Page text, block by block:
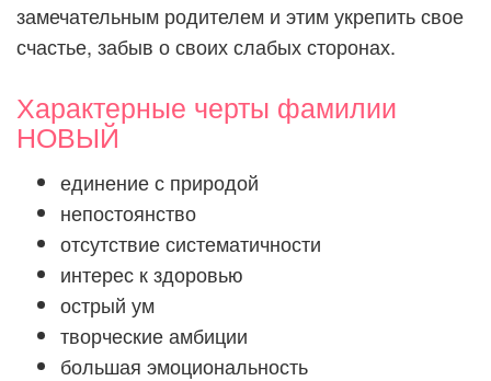
замечательным родителем и этим укрепить свое
счастье, забыв о своих слабых сторонах.
Характерные черты фамилии
НОВЫЙ
единение с природой
непостоянство
отсутствие систематичности
интерес к здоровью
острый ум
творческие амбиции
большая эмоциональность